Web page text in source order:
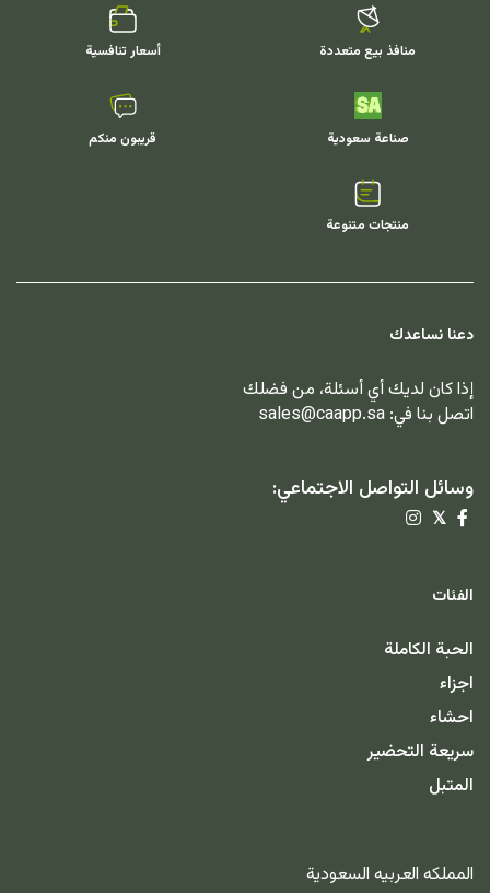
منافذ بيع متعددة أسعار تنافسية
صناعة سعودية قريبون منكم
منتجات متنوعة
دعنا نساعدك
إذا كان لديك أي أسئلة، من فضلك
اتصل بنا في: sales@caapp.sa
وسائل التواصل الاجتماعي:
𝕏
الفئات
الحبة الكاملة
اجزاء
احشاء
سريعة التحضير
المتبل
المملكه العربيه السعودية